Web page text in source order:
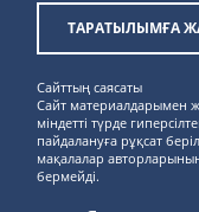
ТАРАТЫЛЫМҒА
Сайттың саясаты
Сайт материалдарымен
міндетті түрде
пайдалануға рұқсат
мақалалар
бермейді.